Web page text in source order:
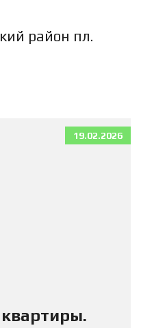
район пл.
19.02.2026